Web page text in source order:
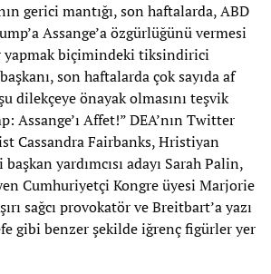
gerici mantığı, son haftalarda, ABD
Assange’a özgürlüğünü vermesi
yapmak biçimindeki tiksindirici
son haftalarda çok sayıda af
dilekçeye önayak olmasını teşvik
Assange’ı Affet!” DEA’nın Twitter
Cassandra Fairbanks, Hristiyan
yardımcısı adayı Sarah Palin,
Cumhuriyetçi Kongre üyesi Marjorie
sağcı provokatör ve Breitbart’a yazı
gibi benzer şekilde iğrenç figürler yer